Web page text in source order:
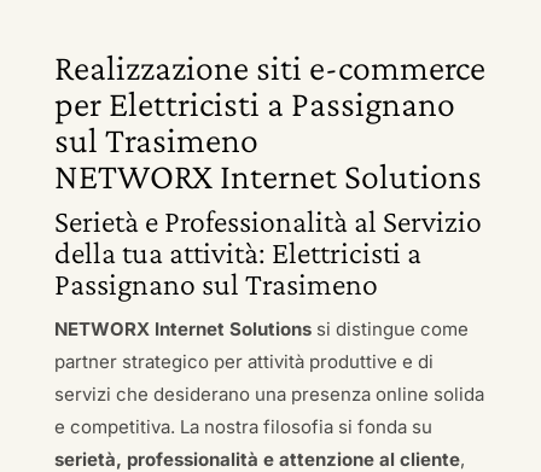
Realizzazione siti e-commerce
per Elettricisti a Passignano
sul Trasimeno
NETWORX Internet Solutions
Serietà e Professionalità al Servizio
della tua attività: Elettricisti a
Passignano sul Trasimeno
NETWORX Internet Solutionssi distingue come
partner strategico per attività produttive e di
servizi che desiderano una presenza online solida
e competitiva. La nostra filosofia si fonda su
serietà, professionalità e attenzione al cliente,